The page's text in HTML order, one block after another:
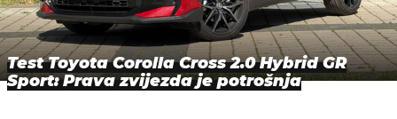
Test Toyota Corolla Cross 2.0 Hybrid GR
Sport: Prava zvijezda je potrošnja